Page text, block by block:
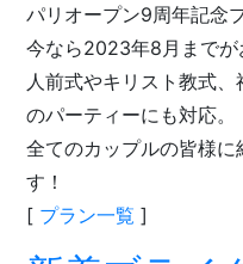
パリオープン9周年記念
今なら2023年8月までが
人前式やキリスト教式
のパーティーにも対応。
全てのカップルの皆様
す！
[ プラン一覧 ]